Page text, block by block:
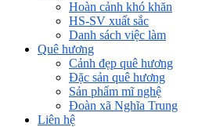
Hoàn cảnh khó khăn
HS-SV xuất sắc
Danh sách việc làm
Quê hương
Cảnh đẹp quê hương
Đặc sản quê hương
Sản phẩm mĩ nghệ
Đoàn xã Nghĩa Trung
Liên hệ